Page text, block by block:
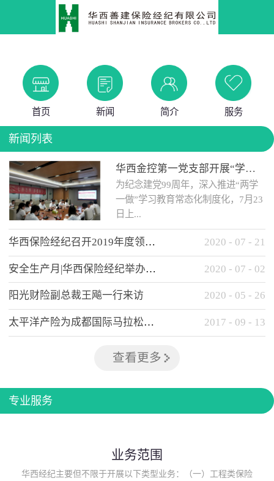
首页 新闻 简介 服务
新闻列表
华西金控第一党支部开展“学党史 知党情 做合格党员”主题教育工作会
为纪念建党99周年，深入推进“两学
一做”学习教育常态化制度化，7月23
日上...
午，华西金控第一党支部举办了“学
党史、知党情、...
华西保险经纪召开2019年度领导班子述职考核工作会 2020 - 07 - 21
安全生产月|华西保险经纪举办应急消防安全知识培训 2020 - 07 - 02
阳光财险副总裁王飚一行来访 2020 - 05 - 26
太平洋产险为成都国际马拉松提供全方位保险保障 2017 - 09 - 13
查看更多
专业服务
业务范围
华西经纪主要但不限于开展以下类型业务：（一）工程类保险